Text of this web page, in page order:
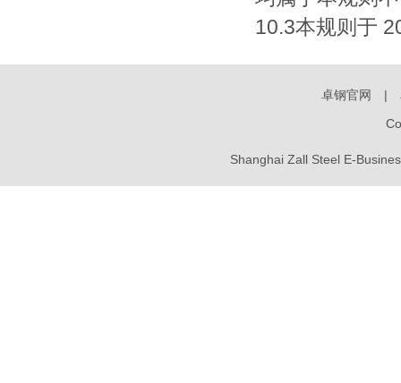
10.3本规则于
卓钢官网 |
Shanghai Zall Steel E-